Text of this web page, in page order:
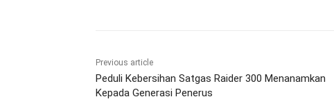
Previous article
Peduli Kebersihan Satgas Raider 300 Menanamkan
Kepada Generasi Penerus